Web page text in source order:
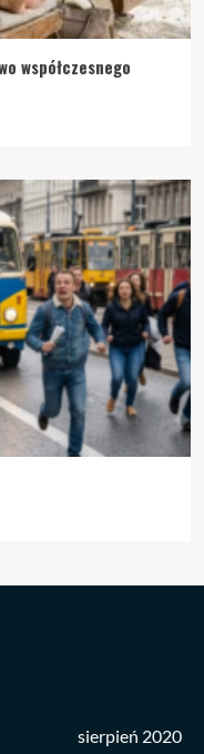
współczesnego
sierpień 2020